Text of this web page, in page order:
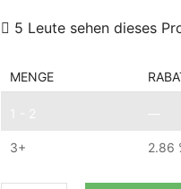
5 Leute sehen dieses
MENGE
3+ 2.86